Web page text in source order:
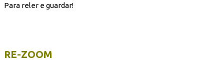
Para reler e guardar!
RE-ZOOM